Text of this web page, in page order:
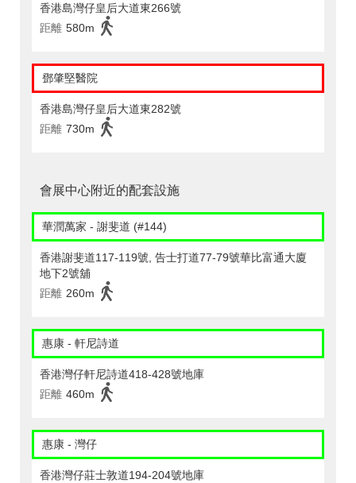
香港島灣仔皇后大道東266號
距離 580m
鄧肇堅醫院
香港島灣仔皇后大道東282號
距離 730m
會展中心附近的配套設施
華潤萬家 - 謝斐道 (#144)
香港謝斐道117-119號, 告士打道77-79號華比富通大廈
地下2號舖
距離 260m
惠康 - 軒尼詩道
香港灣仔軒尼詩道418-428號地庫
距離 460m
惠康 - 灣仔
香港灣仔莊士敦道194-204號地庫